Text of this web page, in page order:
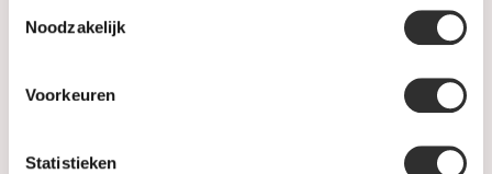
Noodzakelijk
Voorkeuren
Statistieken
Informatie